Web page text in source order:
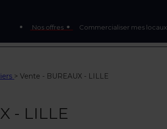
Nos offres Commercialiser mes locaux
>Vente - BUREAUX - LILLE
- LILLE